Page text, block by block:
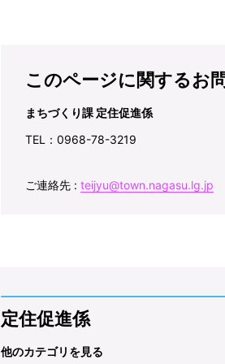
このページに関するお
まちづくり課 定住促進係
TEL：0968-78-3219
ご連絡先 : teijyu@town.nagasu.lg.jp
定住促進係
他のカテゴリを見る